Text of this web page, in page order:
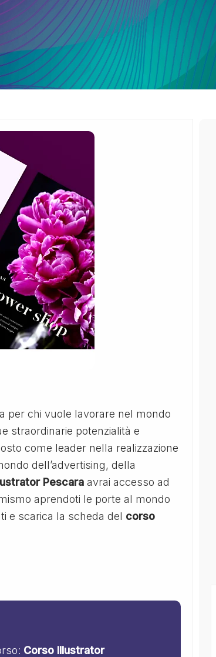
per chi vuole lavorare nel mondo
straordinarie potenzialità e
come leader nella realizzazione
dell’advertising, della
Pescara avrai accesso ad
aprendoti le porte al mondo
e scarica la scheda del corso
Corso Illustrator